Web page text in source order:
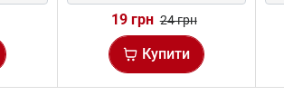
19 грн 24 грн
Купити